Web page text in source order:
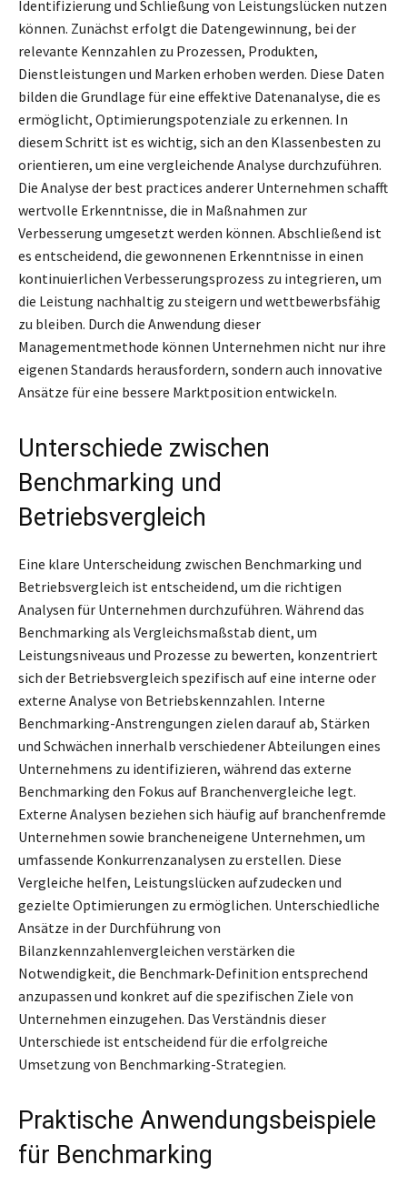
Identifizierung und Schließung von Leistungslücken nutzen
können. Zunächst erfolgt die Datengewinnung, bei der
relevante Kennzahlen zu Prozessen, Produkten,
Dienstleistungen und Marken erhoben werden. Diese Daten
bilden die Grundlage für eine effektive Datenanalyse, die es
ermöglicht, Optimierungspotenziale zu erkennen. In
diesem Schritt ist es wichtig, sich an den Klassenbesten zu
orientieren, um eine vergleichende Analyse durchzuführen.
Die Analyse der best practices anderer Unternehmen schafft
wertvolle Erkenntnisse, die in Maßnahmen zur
Verbesserung umgesetzt werden können. Abschließend ist
es entscheidend, die gewonnenen Erkenntnisse in einen
kontinuierlichen Verbesserungsprozess zu integrieren, um
die Leistung nachhaltig zu steigern und wettbewerbsfähig
zu bleiben. Durch die Anwendung dieser
Managementmethode können Unternehmen nicht nur ihre
eigenen Standards herausfordern, sondern auch innovative
Ansätze für eine bessere Marktposition entwickeln.
Unterschiede zwischen
Benchmarking und
Betriebsvergleich
Eine klare Unterscheidung zwischen Benchmarking und
Betriebsvergleich ist entscheidend, um die richtigen
Analysen für Unternehmen durchzuführen. Während das
Benchmarking als Vergleichsmaßstab dient, um
Leistungsniveaus und Prozesse zu bewerten, konzentriert
sich der Betriebsvergleich spezifisch auf eine interne oder
externe Analyse von Betriebskennzahlen. Interne
Benchmarking-Anstrengungen zielen darauf ab, Stärken
und Schwächen innerhalb verschiedener Abteilungen eines
Unternehmens zu identifizieren, während das externe
Benchmarking den Fokus auf Branchenvergleiche legt.
Externe Analysen beziehen sich häufig auf branchenfremde
Unternehmen sowie brancheneigene Unternehmen, um
umfassende Konkurrenzanalysen zu erstellen. Diese
Vergleiche helfen, Leistungslücken aufzudecken und
gezielte Optimierungen zu ermöglichen. Unterschiedliche
Ansätze in der Durchführung von
Bilanzkennzahlenvergleichen verstärken die
Notwendigkeit, die Benchmark-Definition entsprechend
anzupassen und konkret auf die spezifischen Ziele von
Unternehmen einzugehen. Das Verständnis dieser
Unterschiede ist entscheidend für die erfolgreiche
Umsetzung von Benchmarking-Strategien.
Praktische Anwendungsbeispiele
für Benchmarking